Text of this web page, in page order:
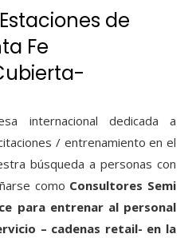
de
Fe
internacional dedicada a
/ entrenamiento en el
búsqueda a personas con
como Consultores Semi
para entrenar al personal
– cadenas retail- en la